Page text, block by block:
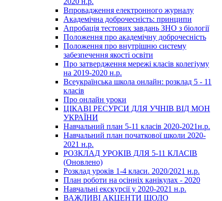
Впровадження електронного журналу
Академічна доброчесність: принципи
Апробація тестових завдань ЗНО з біології
Положення про академічну доброчесність
Положення про внутрішню систему
забезпечення якості освіти
Про затвердження мережі класів колегіуму
на 2019-2020 н.р.
Всеукраїнська школа онлайн: розклад 5 - 11
класів
Про онлайн уроки
ЦІКАВІ РЕСУРСИ ДЛЯ УЧНІВ ВІД МОН
УКРАЇНИ
Навчальний план 5-11 класів 2020-2021н.р.
Навчальний план початкової школи 2020-
2021 н.р.
РОЗКЛАД УРОКІВ ДЛЯ 5-11 КЛАСІВ
(Оновлено)
Розклад уроків 1-4 класи. 2020/2021 н.р.
План роботи на осінніх канікулах - 2020
Навчальні екскурсії у 2020-2021 н.р.
ВАЖЛИВІ АКЦЕНТИ ЩОДО